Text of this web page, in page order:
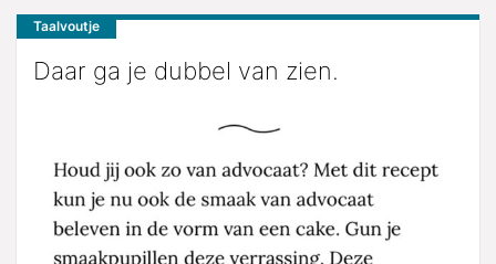
Taalvoutje
Daar ga je dubbel van zien.